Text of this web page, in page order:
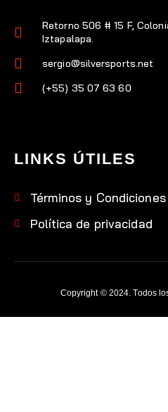
Retorno 506 # 15 F,
Iztapalapa.
sergio@silversports.net
(+55) 35 07 63 60
LINKS ÚTILES
Términos y Condiciones
Política de privacidad
Copyright © 2024. Todos